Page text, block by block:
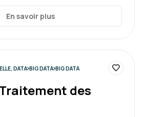
En savoir plus
DATA BIG DATA BIG DATA
des